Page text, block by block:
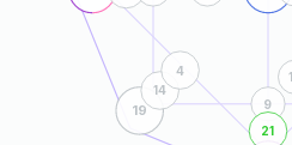
19 9
21
14
4